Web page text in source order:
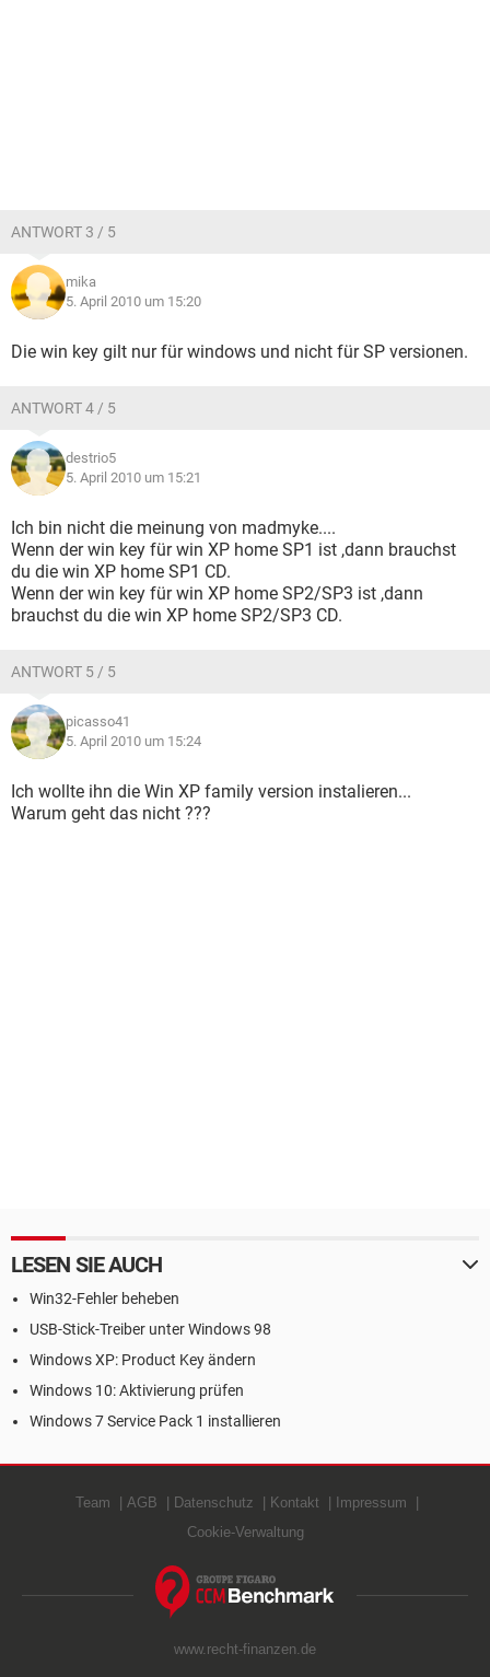
ANTWORT 3 / 5
mika
5. April 2010 um 15:20
Die win key gilt nur für windows und nicht für SP versionen.
ANTWORT 4 / 5
destrio5
5. April 2010 um 15:21
Ich bin nicht die meinung von madmyke....
Wenn der win key für win XP home SP1 ist ,dann brauchst
du die win XP home SP1 CD.
Wenn der win key für win XP home SP2/SP3 ist ,dann
brauchst du die win XP home SP2/SP3 CD.
ANTWORT 5 / 5
picasso41
5. April 2010 um 15:24
Ich wollte ihn die Win XP family version instalieren...
Warum geht das nicht ???
LESEN SIE AUCH
Win32-Fehler beheben
USB-Stick-Treiber unter Windows 98
Windows XP: Product Key ändern
Windows 10: Aktivierung prüfen
Windows 7 Service Pack 1 installieren
Team AGB Datenschutz Kontakt
Impressum
Cookie-Verwaltung
www.recht-finanzen.de